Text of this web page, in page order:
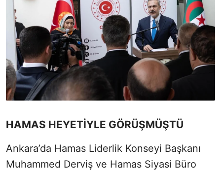
HAMAS HEYETİYLE GÖRÜŞMÜŞTÜ
Ankara’da Hamas Liderlik Konseyi Başkanı
Muhammed Derviş ve Hamas Siyasi Büro